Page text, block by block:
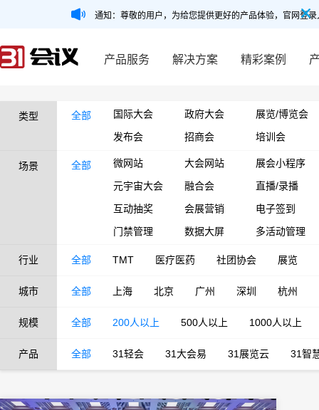
通知：尊敬的用户，为给您提供更好的产品体验，官网登
产品服务 解决方案 精彩案例
类型 全部 国际大会 政府大会
展览/博览会
发布会
招商会 培训会
场景 全部 微网站 大会网站
展会小程序
元宇宙大会
融合会
直播/录播
互动抽奖
会展营销
电子签到
门禁管理
数据大屏 多活动管理
行业 全部 TMT 医疗医药 社团协会 展览
城市 全部 上海 北京 广州 深圳 杭州
规模 全部 200人以上 500人以上 1000人以上
产品 全部 31轻会 31大会易 31展览云 31智